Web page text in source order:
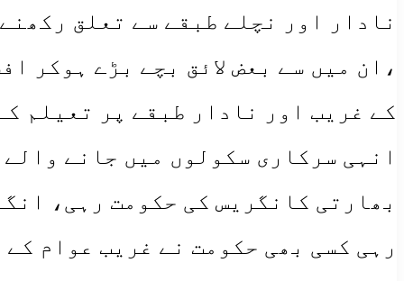
نادار اور نچلے طبقے سے تعلق
،ان میں سے بعض لائق بچے بڑے ہوکر
کے غریب اور نادار طبقے پر تعیلم
انہی سرکاری سکولوں میں جانے
بھارتی کانگریس کی حکومت رہی،
رہی کسی بھی حکومت نے غریب عوام